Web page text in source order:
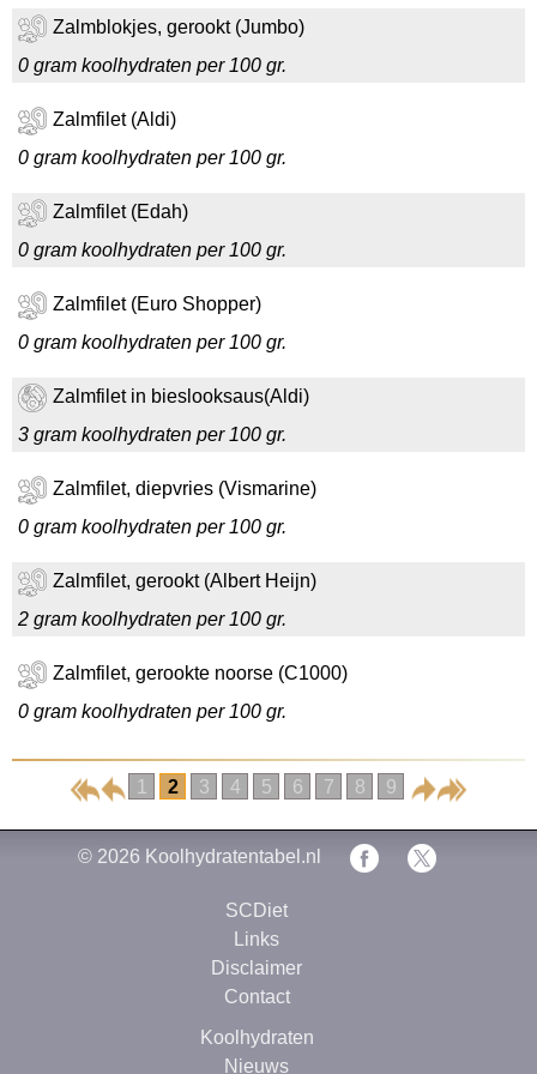
Zalmblokjes, gerookt (Jumbo)
0 gram koolhydraten per 100 gr.
Zalmfilet (Aldi)
0 gram koolhydraten per 100 gr.
Zalmfilet (Edah)
0 gram koolhydraten per 100 gr.
Zalmfilet (Euro Shopper)
0 gram koolhydraten per 100 gr.
Zalmfilet in bieslooksaus(Aldi)
3 gram koolhydraten per 100 gr.
Zalmfilet, diepvries (Vismarine)
0 gram koolhydraten per 100 gr.
Zalmfilet, gerookt (Albert Heijn)
2 gram koolhydraten per 100 gr.
Zalmfilet, gerookte noorse (C1000)
0 gram koolhydraten per 100 gr.
1 2 3 4 5 6 7 8 9
© 2026 Koolhydratentabel.nl
SCDiet
Links
Disclaimer
Contact
Koolhydraten
Nieuws